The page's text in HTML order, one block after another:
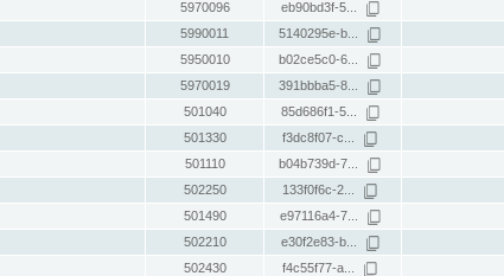
5970096 eb90bd3f-5...
5990011 5140295e-b...
5950010 b02ce5c0-6...
5970019 391bbba5-8...
501040 85d686f1-5...
501330 f3dc8f07-c...
501110 b04b739d-7...
502250 133f0f6c-2...
501490 e97116a4-7...
502210 e30f2e83-b...
502430 f4c55f77-a...